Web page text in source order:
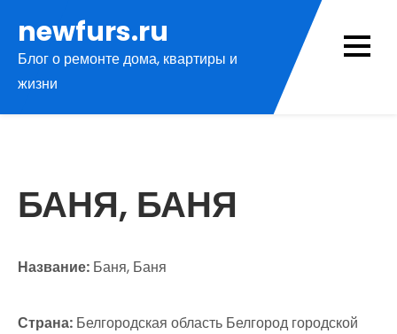
содержимому
newfurs.ru
Блог о ремонте дома, квартиры и
жизни
БАНЯ, БАНЯ
Название: Баня, Баня
Страна: Белгородская область Белгород городской